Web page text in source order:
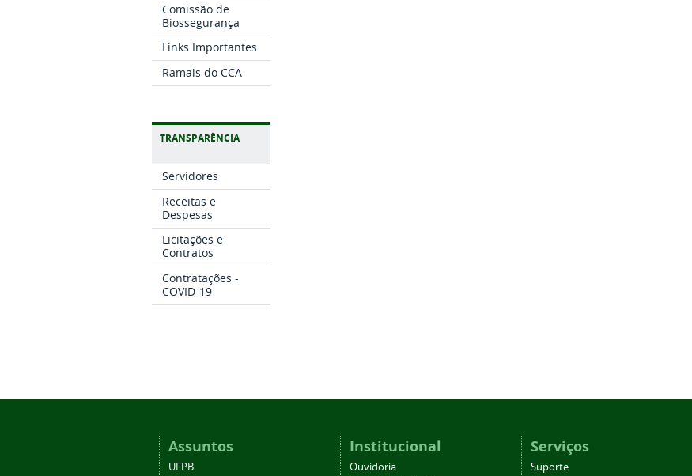
Comissão de
Biossegurança
Links Importantes
Ramais do CCA
TRANSPARÊNCIA
Servidores
Receitas e
Despesas
Licitações e
Contratos
Contratações -
COVID-19
Assuntos
UFPB
Institucional
Ouvidoria
Serviços
Suporte